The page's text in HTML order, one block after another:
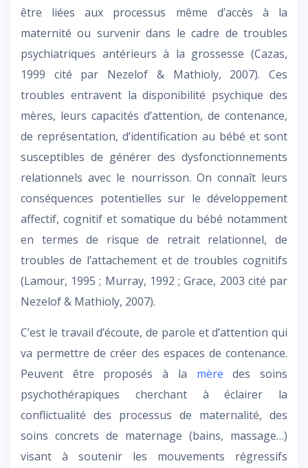
être liées aux processus même d’accès à la
maternité ou survenir dans le cadre de troubles
psychiatriques antérieurs à la grossesse (Cazas,
1999 cité par Nezelof & Mathioly, 2007). Ces
troubles entravent la disponibilité psychique des
mères, leurs capacités d’attention, de contenance,
de représentation, d’identification au bébé et sont
susceptibles de générer des dysfonctionnements
relationnels avec le nourrisson. On connaît leurs
conséquences potentielles sur le développement
affectif, cognitif et somatique du bébé notamment
en termes de risque de retrait relationnel, de
troubles de l’attachement et de troubles cognitifs
(Lamour, 1995 ; Murray, 1992 ; Grace, 2003 cité par
Nezelof & Mathioly, 2007).
C’est le travail d’écoute, de parole et d’attention qui
va permettre de créer des espaces de contenance.
Peuvent être proposés à la mère des soins
psychothérapiques cherchant à éclairer la
conflictualité des processus de maternalité, des
soins concrets de maternage (bains, massage…)
visant à soutenir les mouvements régressifs